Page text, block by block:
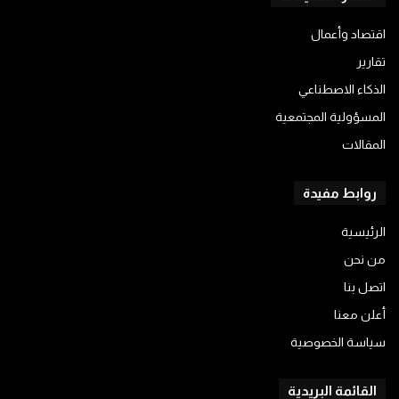
اقتصاد وأعمال
تقارير
الذكاء الاصطناعي
المسؤولية المجتمعية
المقالات
روابط مفيدة
الرئيسية
من نحن
اتصل بنا
أعلن معنا
سياسة الخصوصية
القائمة البريدية